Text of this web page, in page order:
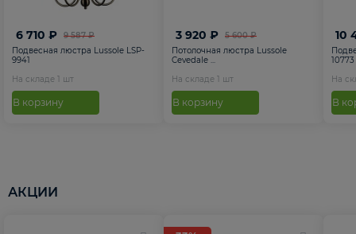
9 587 ₽
6 710 ₽
Подвесная люстра Lussole LSP-
9941
На складе 1 шт
В корзину
5 600 ₽
3 920 ₽
Потолочная люстра Lussole
Cevedale ...
На складе 1 шт
В корзину
10
10773
На
В
АКЦИИ